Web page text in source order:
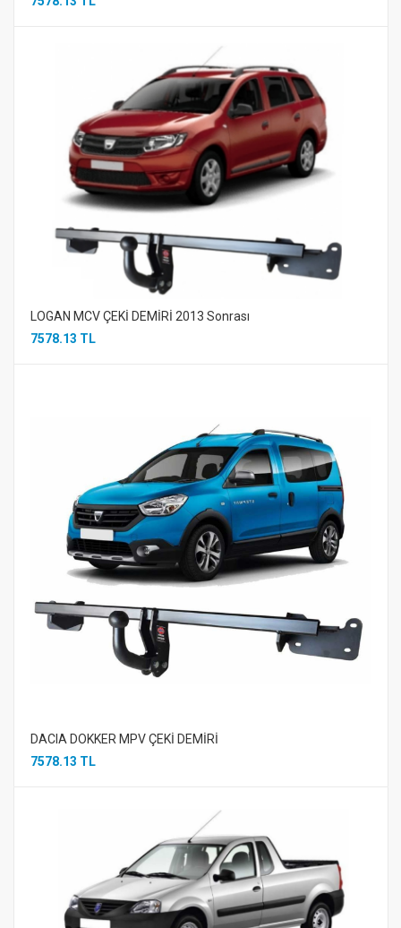
LOGAN MCV ÇEKİ DEMİRİ 2013 Sonrası
7578.13 TL
DACIA DOKKER MPV ÇEKİ DEMİRİ
7578.13 TL